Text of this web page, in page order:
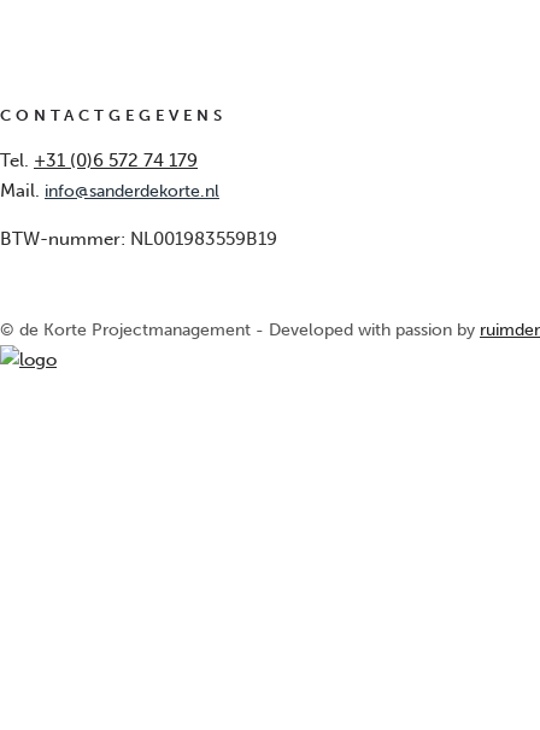
CONTACTGEGEVENS
Tel. +31 (0)6 572 74 179
Mail. info@sanderdekorte.nl
BTW-nummer: NL001983559B19
© de Korte Projectmanagement - Developed with passion by